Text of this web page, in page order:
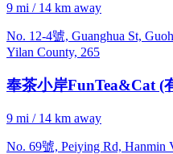
9 mi / 14 km away
No. 12-4號, Guanghua St,
Yilan County, 265
奉茶小岸FunTea&Cat (
9 mi / 14 km away
No. 69號, Peiying Rd, Hanmin